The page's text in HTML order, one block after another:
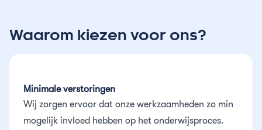
Waarom kiezen voor ons?
Minimale verstoringen
Wij zorgen ervoor dat onze werkzaamheden zo min
mogelijk invloed hebben op het onderwijsproces.